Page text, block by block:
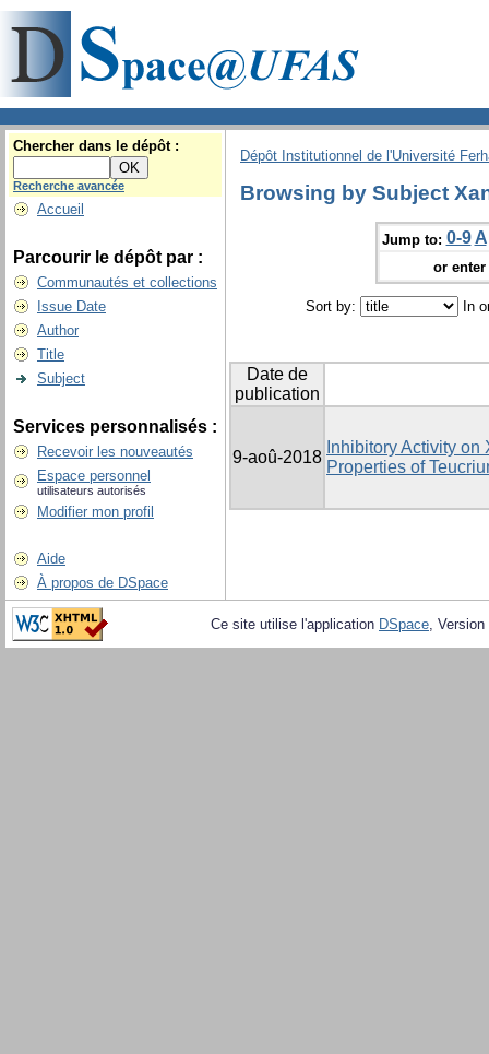
Chercher dans le dépôt :
Recherche avancée
Accueil
Parcourir le dépôt par :
Communautés et collections
Issue Date
Author
Title
Subject
Services personnalisés :
Recevoir les nouveautés
Espace personnel
utilisateurs autorisés
Modifier mon profil
Aide
À propos de DSpace
Dépôt Institutionnel de l'Université
Browsing by Subject
Jump to: 0-9 A
or
Sort by: In
Date de
publication
9-aoû-2018
Inhibitory Activity
Properties of
Ce site utilise l'application DSpace,